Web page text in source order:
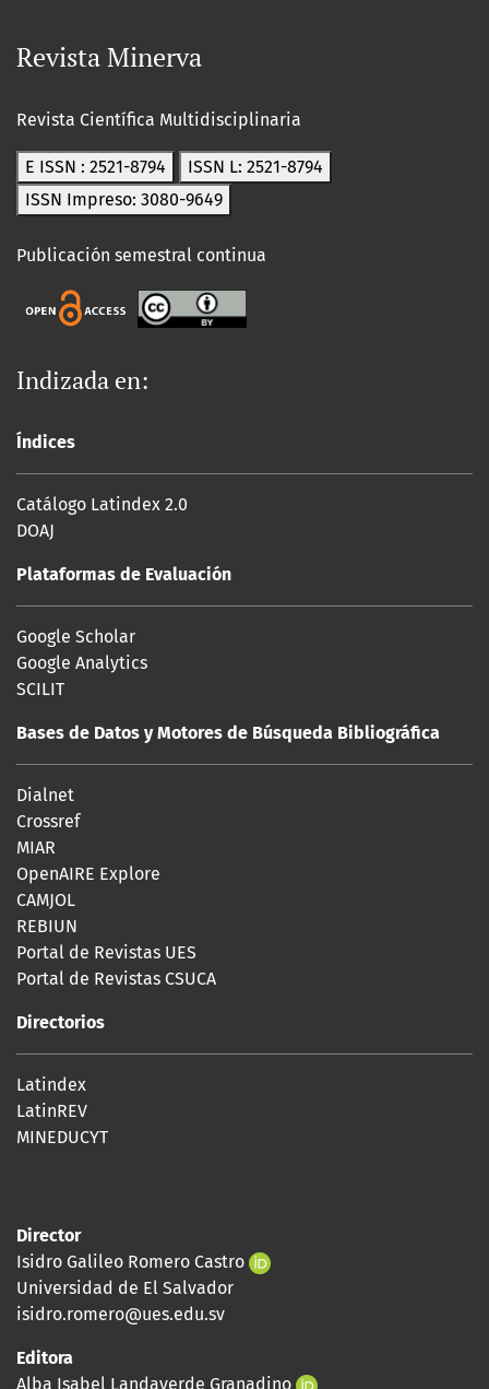
Revista Minerva
Revista Científica Multidisciplinaria
E ISSN : 2521-8794
ISSN L: 2521-8794
ISSN Impreso: 3080-9649
Publicación semestral continua
Indizada en:
Índices
Catálogo Latindex 2.0
DOAJ
Plataformas de Evaluación
Google Scholar
Google Analytics
SCILIT
Bases de Datos y Motores de Búsqueda Bibliográfica
Dialnet
Crossref
MIAR
OpenAIRE Explore
CAMJOL
REBIUN
Portal de Revistas UES
Portal de Revistas CSUCA
Directorios
Latindex
LatinREV
MINEDUCYT
Director
Isidro Galileo Romero Castro
Universidad de El Salvador
isidro.romero@ues.edu.sv
Editora
Alba Isabel Landaverde Granadino